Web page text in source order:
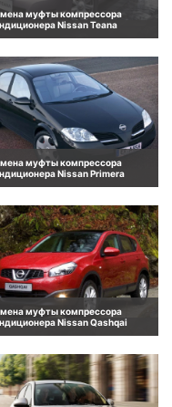
муфты компрессора
Nissan Teana
муфты компрессора
Nissan Primera
муфты компрессора
Nissan Qashqai